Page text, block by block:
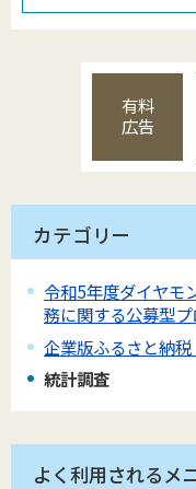
有料
広告
カテゴリー
令和5年度ダイヤモ
務に関する公募型
企業版ふるさと納
統計調査
よく利用されるメ